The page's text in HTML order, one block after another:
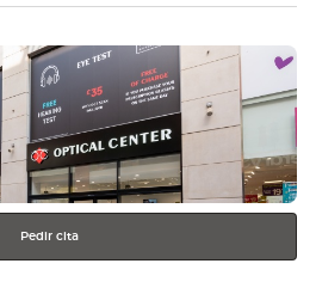
-
Pedir cita